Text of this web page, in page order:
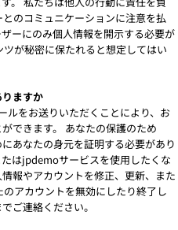
のコミュニケーションに注意を払
ーにのみ個人情報を開示する必要が
が秘密に保たれると想定してはい
ますか
をお送りいただくことにより、お
できます。 あなたの保護のため
あなたの身元を証明する必要があり
はjpdemoサービスを使用したくな
報やアカウントを修正、更新、また
アカウントを無効にしたり終了し
ご連絡ください。